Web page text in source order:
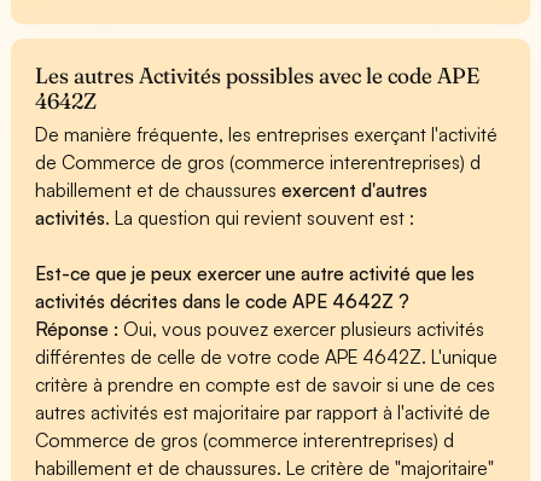
Les autres Activités possibles avec le code APE
4642Z
De manière fréquente, les entreprises exerçant l'activité
de Commerce de gros (commerce interentreprises) d
habillement et de chaussuresexercent d'autres
activités. La question qui revient souvent est :
Est-ce que je peux exercer une autre activité que les
activités décrites dans le code APE 4642Z ?
Réponse :Oui, vous pouvez exercer plusieurs activités
différentes de celle de votre code APE 4642Z. L'unique
critère à prendre en compte est de savoir si une de ces
autres activités est majoritaire par rapport à l'activité de
Commerce de gros (commerce interentreprises) d
habillement et de chaussures. Le critère de "majoritaire"